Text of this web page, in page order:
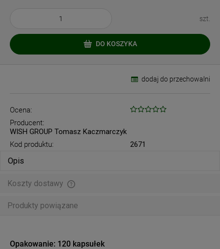
szt.
DO KOSZYKA
dodaj do przechowalni
Ocena:
Producent:
WISH GROUP Tomasz Kaczmarczyk
Kod produktu:
2671
Opis
Koszty dostawy
Produkty powiązane
Opakowanie: 120 kapsułek